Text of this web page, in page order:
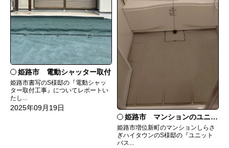
姫路市 電動シャッター取付
姫路市書写のS様邸の『電動シャッ
ター取付工事』についてレポートい
たし...
2025年09月19日
姫路市 マンションのユニットバス
姫路市増位新町のマンションしらさ
ぎハイタウンのS様邸の『ユニット
バス...